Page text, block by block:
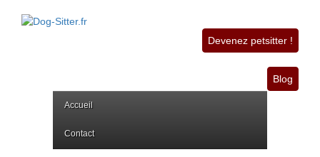
Devenez petsitter !
Blog
Accueil
Contact